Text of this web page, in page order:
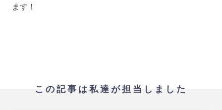
ます！
この記事は私達が担当しました